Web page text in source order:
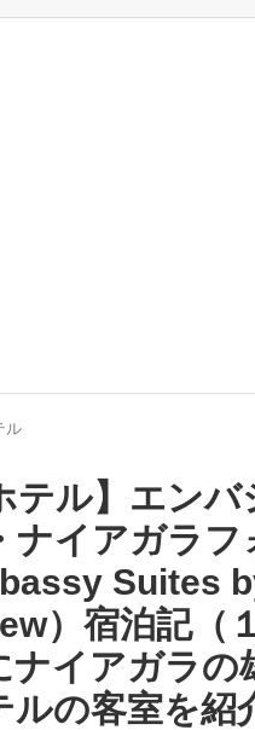
ル
テル】エン
ナイアガラ
Suites
）宿泊記（
イアガラの
ルの客室を紹